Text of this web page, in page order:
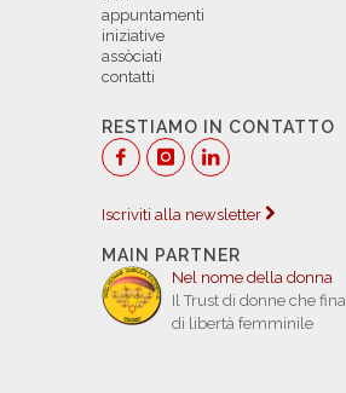
appuntamenti
iniziative
assòciati
contatti
RESTIAMO IN CONTATTO
Iscriviti alla newsletter
MAIN PARTNER
Nel nome della donna
Il Trust di donne che
di libertà femminile